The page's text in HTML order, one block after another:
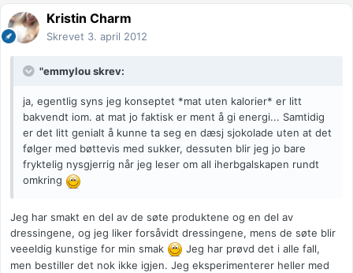
Kristin Charm
Skrevet 3. april 2012
"emmylou skrev:
ja, egentlig syns jeg konseptet *mat uten kalorier* er litt
bakvendt iom. at mat jo faktisk er ment å gi energi... Samtidig
er det litt genialt å kunne ta seg en dæsj sjokolade uten at det
følger med bøttevis med sukker, dessuten blir jeg jo bare
fryktelig nysgjerrig når jeg leser om all iherbgalskapen rundt
omkring
Jeg har smakt en del av de søte produktene og en del av
dressingene, og jeg liker forsåvidt dressingene, mens de søte blir
veeeldig kunstige for min smak
Jeg har prøvd det i alle fall,
men bestiller det nok ikke igjen. Jeg eksperimenterer heller med